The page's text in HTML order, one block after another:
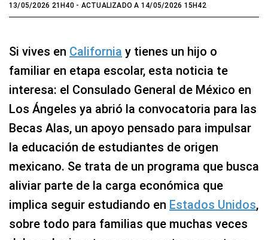
13/05/2026 21H40- ACTUALIZADO A 14/05/2026 15H42
Si vives en California y tienes un hijo o
familiar en etapa escolar, esta noticia te
interesa: el Consulado General de México en
Los Ángeles ya abrió la convocatoria para las
Becas Alas, un apoyo pensado para impulsar
la educación de estudiantes de origen
mexicano. Se trata de un programa que busca
aliviar parte de la carga económica que
implica seguir estudiando en Estados Unidos,
sobre todo para familias que muchas veces